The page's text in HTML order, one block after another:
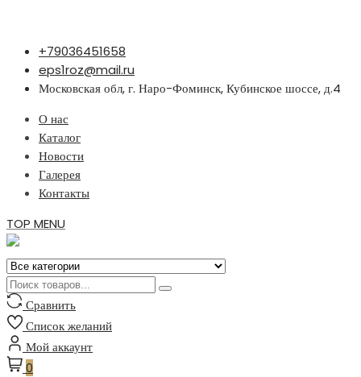
Перейти
содержимому
+79036451658
eps1roz@mail.ru
Московская обл, г. Наро-Фоминск, Кубинское шоссе, д.4
О нас
Каталог
Новости
Галерея
Контакты
TOP MENU
Сравнить
Список желаний
Мой аккаунт
0